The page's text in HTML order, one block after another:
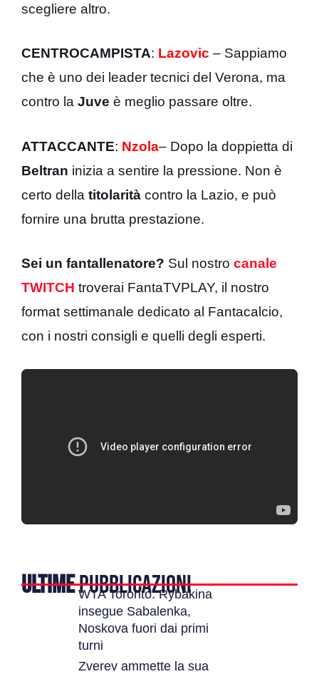
scegliere altro.
CENTROCAMPISTA: Lazovic – Sappiamo
che è uno dei leader tecnici del Verona, ma
contro la Juve è meglio passare oltre.
ATTACCANTE: Nzola– Dopo la doppietta di
Beltran inizia a sentire la pressione. Non è
certo della titolarità contro la Lazio, e può
fornire una brutta prestazione.
Sei un fantallenatore? Sul nostro canale
TWITCH troverai FantaTVPLAY, il nostro
format settimanale dedicato al Fantacalcio,
con i nostri consigli e quelli degli esperti.
ULTIMEPUBBLICAZIONI
WTA Toronto: Rybakina
insegue Sabalenka,
Noskova fuori dai primi
turni
Zverev ammette la sua